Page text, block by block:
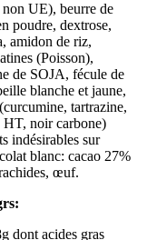
UE), beurre de
poudre, dextrose,
amidon de riz,
(Poisson),
de SOJA, fécule de
blanche et jaune,
tartrazine,
noir carbone)
indésirables sur
blanc: cacao 27%
œuf.
dont acides gras